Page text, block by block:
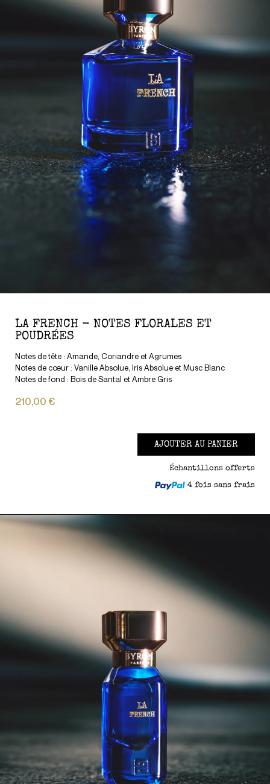
LA FRENCH - NOTES FLORALES ET
POUDRÉES
Notes de tête : Amande, Coriandre et Agrumes
Notes de cœur : Vanille Absolue, Iris Absolue et Musc Blanc
Notes de fond : Bois de Santal et Ambre Gris
210,00 €
AJOUTER AU PANIER
Échantillons offerts
4 fois sans frais